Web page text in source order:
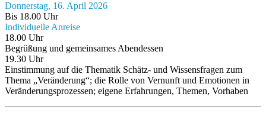
Donnerstag, 16. April 2026
Bis 18.00 Uhr
Individuelle Anreise
18.00 Uhr
Begrüßung und gemeinsames Abendessen
19.30 Uhr
Einstimmung auf die Thematik Schätz- und Wissensfragen zum
Thema „Veränderung“; die Rolle von Vernunft und Emotionen in
Veränderungsprozessen; eigene Erfahrungen, Themen, Vorhaben